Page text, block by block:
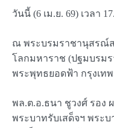
วันนี้ (6 เม.ย. 69) เวลา
ณ พระบรมราชานุสรณ์
โลกมหาราช (ปฐมบรม
พระพุทธยอดฟ้า กรุงเท
พล.ต.อ.ธนา ชูวงศ์ รอง
พระบาทรับเสด็จฯ พระบ